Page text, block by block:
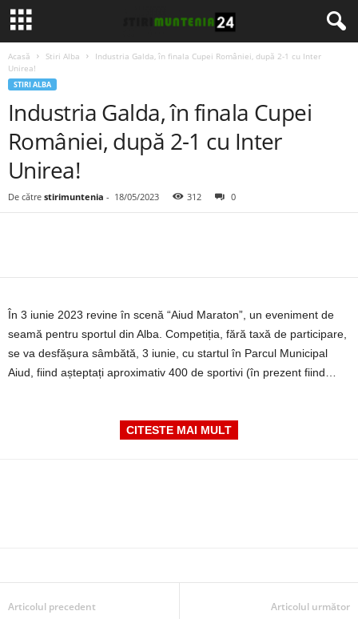
Acasă Stiri Alba
Industria Galda, în finala Cupei României, după 2-1 cu Inter
Unirea!
STIRI ALBA
Industria Galda, în finala Cupei
României, după 2-1 cu Inter
Unirea!
De către stirimuntenia - 18/05/2023 312 0
În 3 iunie 2023 revine în scenă “Aiud Maraton”, un eveniment de
seamă pentru sportul din Alba. Competiția, fără taxă de participare,
se va desfășura sâmbătă, 3 iunie, cu startul în Parcul Municipal
Aiud, fiind așteptați aproximativ 400 de sportivi (în prezent fiind…
CITESTE MAI MULT
Articolul precedent Articolul următor